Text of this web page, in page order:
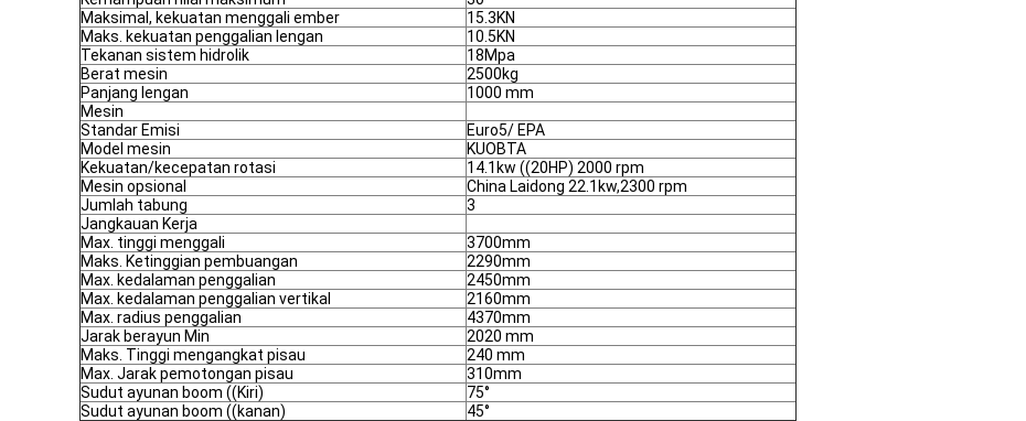
Maksimal, kekuatan menggali ember
15.3KN
Maks. kekuatan penggalian lengan
10.5KN
Tekanan sistem hidrolik
18Mpa
Berat mesin
2500kg
Panjang lengan
1000 mm
Mesin
Standar Emisi
Euro5/ EPA
Model mesin
KUOBTA
Kekuatan/kecepatan rotasi
14.1kw ((20HP) 2000 rpm
Mesin opsional
China Laidong 22.1kw,2300 rpm
Jumlah tabung
3
Jangkauan Kerja
Max. tinggi menggali
3700mm
Maks. Ketinggian pembuangan
2290mm
Max. kedalaman penggalian
2450mm
Max. kedalaman penggalian vertikal
2160mm
Max. radius penggalian
4370mm
Jarak berayun Min
2020 mm
Maks. Tinggi mengangkat pisau
240 mm
Max. Jarak pemotongan pisau
310mm
Sudut ayunan boom ((Kiri)
75°
Sudut ayunan boom ((kanan)
45°